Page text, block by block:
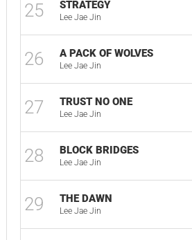
25 STRATEGY
Lee Jae Jin
26 A PACK OF WOLVES
Lee Jae Jin
27 TRUST NO ONE
Lee Jae Jin
28 BLOCK BRIDGES
Lee Jae Jin
29 THE DAWN
Lee Jae Jin